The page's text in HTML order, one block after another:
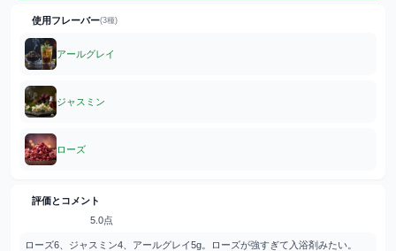
使用フレーバー(3種)
アールグレイ
ジャスミン
ローズ
評価とコメント
5.0点
ローズ6、ジャスミン4、アールグレイ5g。ローズが強すぎて入浴剤みたい。